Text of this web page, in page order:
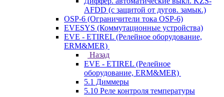
AFDD (с защитой от дугов. замык.)
OSP-6 (Ограничители тока OSP-6)
EVESYS (Коммутационные устройства)
EVE - ETIREL (Релейное оборудование,
ERM&MER)
Назад
EVE - ETIREL (Релейное
оборудование, ERM&MER)
5.1 Диммеры
5.10 Реле контроля температуры